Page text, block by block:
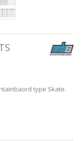
type Skate.